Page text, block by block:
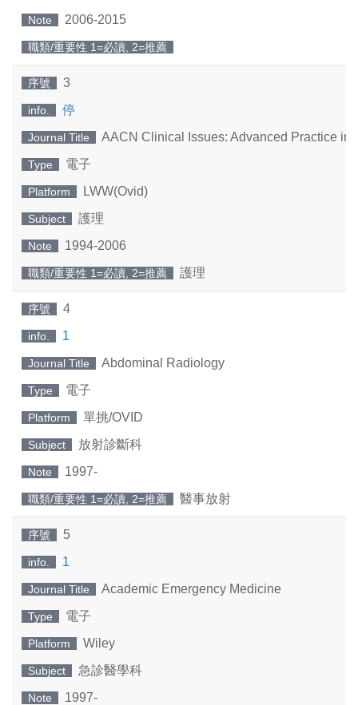
Note 2006-2015
職類/重要性 1=必讀, 2=推薦
序號 3
info. 停
Journal Title AACN Clinical Issues: Advanced Practice in
Type 電子
Platform LWW(Ovid)
Subject 護理
Note 1994-2006
職類/重要性 1=必讀, 2=推薦 護理
序號 4
info. 1
Journal Title Abdominal Radiology
Type 電子
Platform 單挑/OVID
Subject 放射診斷科
Note 1997-
職類/重要性 1=必讀, 2=推薦 醫事放射
序號 5
info. 1
Journal Title Academic Emergency Medicine
Type 電子
Platform Wiley
Subject 急診醫學科
Note 1997-